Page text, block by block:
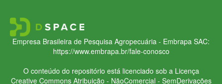
Empresa Brasileira de Pesquisa Agropecuária - Embrapa SAC:
https://www.embrapa.br/fale-conosco
O conteúdo do repositório está licenciado sob a Licença
Creative CommonsAtribuição - NãoComercial - SemDerivações